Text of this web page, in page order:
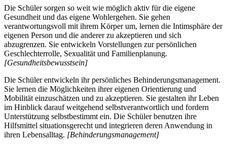
Die Schüler sorgen so weit wie möglich aktiv für die eigene
Gesundheit und das eigene Wohlergehen. Sie gehen
verantwortungsvoll mit ihrem Körper um, lernen die Intimsphäre der
eigenen Person und die anderer zu akzeptieren und sich
abzugrenzen. Sie entwickeln Vorstellungen zur persönlichen
Geschlechterrolle, Sexualität und Familienplanung.
[Gesundheitsbewusstsein]
Die Schüler entwickeln ihr persönliches Behinderungsmanagement.
Sie lernen die Möglichkeiten ihrer eigenen Orientierung und
Mobilität einzuschätzen und zu akzeptieren. Sie gestalten ihr Leben
im Hinblick darauf weitgehend selbstverantwortlich und fordern
Unterstützung selbstbestimmt ein. Die Schüler benutzen ihre
Hilfsmittel situationsgerecht und integrieren deren Anwendung in
ihren Lebensalltag. [Behinderungsmanagement]